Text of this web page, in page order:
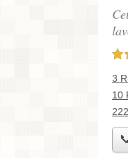
5,0
3
10